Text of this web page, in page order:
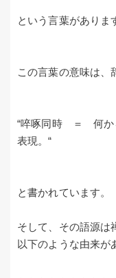
という言葉がありま
この言葉の意味は、
“啐啄同時 ＝ 何か
表現。“
と書かれています。
そして、その語源は
以下のような由来が